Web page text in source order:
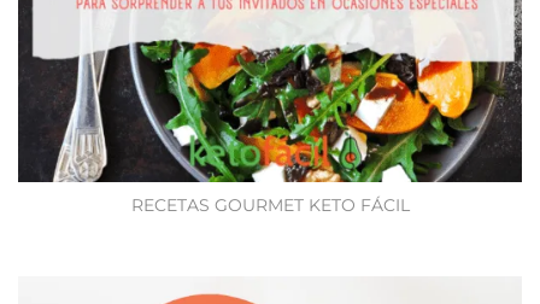
RECETAS GOURMET KETO FÁCIL